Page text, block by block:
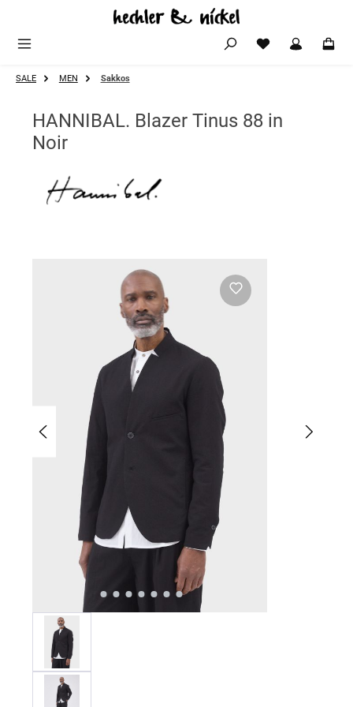
Zum Hauptinhalt springen
SALE MEN Sakkos
HANNIBAL. Blazer Tinus 88 in
Noir